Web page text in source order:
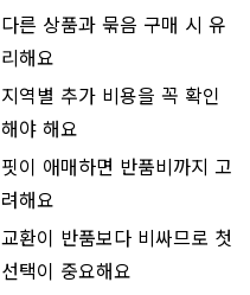
다른 상품과 묶음 구매 시 유
리해요
지역별 추가 비용을 꼭 확인
해야 해요
핏이 애매하면 반품비까지 고
려해요
교환이 반품보다 비싸므로 첫
선택이 중요해요